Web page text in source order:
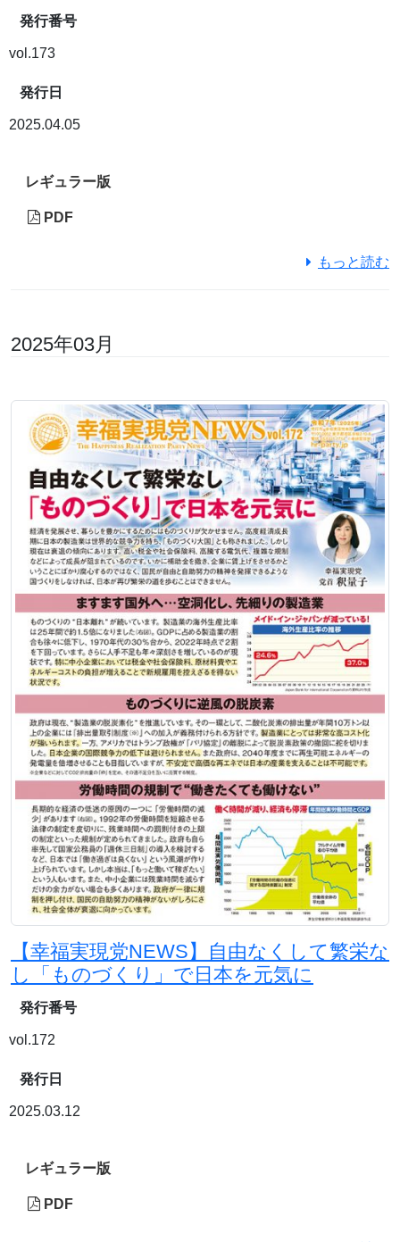
発行番号
vol.173
発行日
2025.04.05
レギュラー版
PDF
もっと読む
2025年03月
【幸福実現党NEWS】自由なくして繁栄な
し「ものづくり」で日本を元気に
発行番号
vol.172
発行日
2025.03.12
レギュラー版
PDF